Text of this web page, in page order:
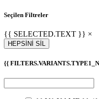
Seçilen Filtreler
{{ SELECTED.TEXT }} ×
HEPSİNİ SİL
{{